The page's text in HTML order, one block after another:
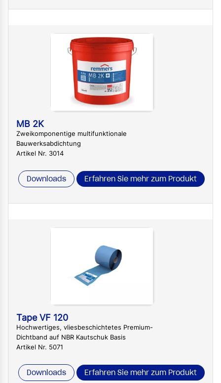
MB 2K
Zweikomponentige multifunktionale
Bauwerksabdichtung
Artikel Nr. 3014
Downloads Erfahren Sie mehr zum Produkt
Tape VF 120
Hochwertiges, vliesbeschichtetes Premium-
Dichtband auf NBR Kautschuk Basis
Artikel Nr. 5071
Downloads Erfahren Sie mehr zum Produkt